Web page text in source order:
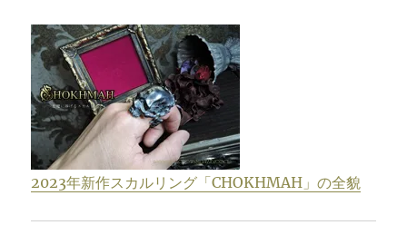
2023年新作スカルリング「CHOKHMAH」の全貌